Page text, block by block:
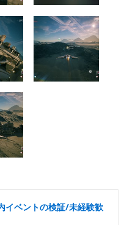
イベントの検証/未経験歓